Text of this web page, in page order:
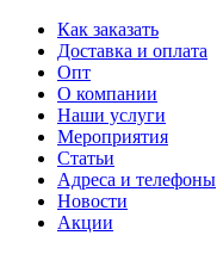
Как заказать
Доставка и оплата
Опт
О компании
Наши услуги
Мероприятия
Статьи
Адреса и телефоны
Новости
Акции